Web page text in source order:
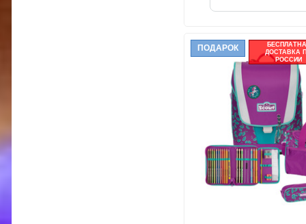
ПОДАРОК
ДОСТАВКА
РОССИИ